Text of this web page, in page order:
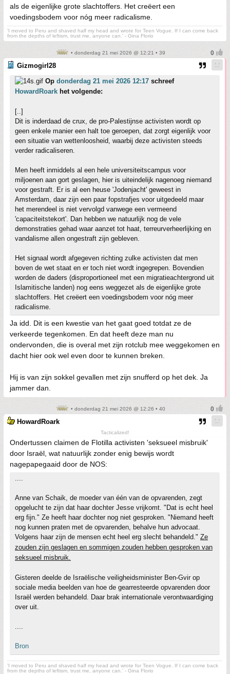
als de eigenlijke grote slachtoffers. Het creëert een
voedingsbodem voor nóg meer radicalisme.
'I moved to Peru and shaved half my head and wrote for Teen Vogue. If I can come back
from the depths of leftism, trust me, anyone can.' - Gina Florio
• donderdag 21 mei 2026 @ 12:21 • 39
Gizmogirl28
Op donderdag 21 mei 2026 12:17 schreef
HowardRoark het volgende:
[..]
Dit is inderdaad de crux, de pro-Palestijnse activisten wordt op
geen enkele manier een halt toe geroepen, dat zorgt eigenlijk voor
een situatie van wettenloosheid, waarbij deze activisten steeds
verder radicaliseren.
Men heeft inmiddels al een hele universiteitscampus voor
miljoenen aan gort geslagen, hier is uiteindelijk nagenoeg niemand
voor gestraft. Er is al een heuse 'Jodenjacht' geweest in
Amsterdam, daar zijn een paar fopstrafjes voor uitgedeeld maar
het merendeel is niet vervolgd vanwege een vermeend
'capaciteitstekort'. Dan hebben we natuurlijk nog de vele
demonstraties gehad waar aanzet tot haat, terreurverheerlijking en
vandalisme allen ongestraft zijn gebleven.
Het signaal wordt afgegeven richting zulke activisten dat men
boven de wet staat en er toch niet wordt ingegrepen. Bovendien
worden de daders (disproportioneel met een migratieachtergrond uit
Islamitische landen) nog eens weggezet als de eigenlijke grote
slachtoffers. Het creëert een voedingsbodem voor nóg meer
radicalisme.
Ja idd. Dit is een kwestie van het gaat goed totdat ze de
verkeerde tegenkomen. En dat heeft deze man nu
ondervonden, die is overal met zijn rotclub mee weggekomen en
dacht hier ook wel even door te kunnen breken.
Hij is van zijn sokkel gevallen met zijn snufferd op het dek. Ja
jammer dan.
• donderdag 21 mei 2026 @ 12:26 • 40
HowardRoark
Tacticalized!
Ondertussen claimen de Flotilla activisten 'seksueel misbruik'
door Israël, wat natuurlijk zonder enig bewijs wordt
nagepapegaaid door de NOS:
....
Anne van Schaik, de moeder van één van de opvarenden, zegt
opgelucht te zijn dat haar dochter Jesse vrijkomt. "Dat is echt heel
erg fijn." Ze heeft haar dochter nog niet gesproken. "Niemand heeft
nog kunnen praten met de opvarenden, behalve hun advocaat.
Volgens haar zijn de mensen echt heel erg slecht behandeld." Ze
zouden zijn geslagen en sommigen zouden hebben gesproken van
seksueel misbruik.
Gisteren deelde de Israëlische veiligheidsminister Ben-Gvir op
sociale media beelden van hoe de gearresteerde opvarenden door
Israël werden behandeld. Daar brak internationale verontwaardiging
over uit.
....
Bron
'I moved to Peru and shaved half my head and wrote for Teen Vogue. If I can come back
from the depths of leftism, trust me, anyone can.' - Gina Florio